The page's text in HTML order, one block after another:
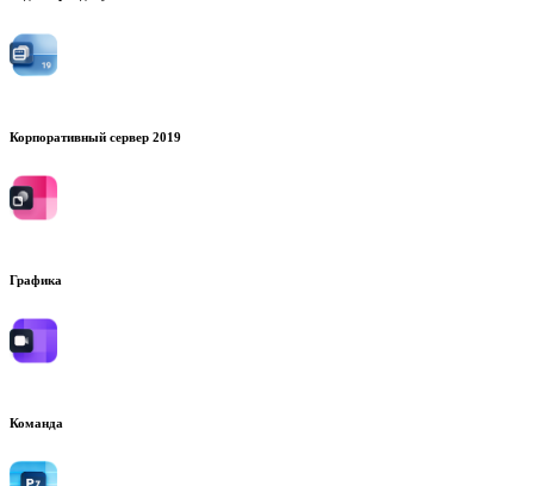
Корпоративный сервер 2019
Графика
Команда